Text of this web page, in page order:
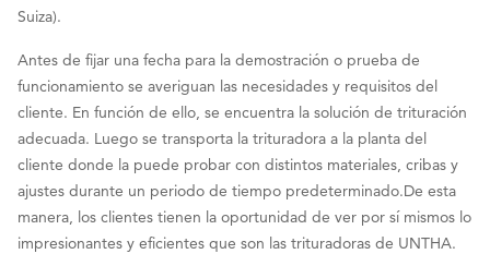
Suiza).
Antes de fijar una fecha para la demostración o prueba de
funcionamiento se averiguan las necesidades y requisitos del
cliente. En función de ello, se encuentra la solución de trituración
adecuada. Luego se transporta la trituradora a la planta del
cliente donde la puede probar con distintos materiales, cribas y
ajustes durante un periodo de tiempo predeterminado.De esta
manera, los clientes tienen la oportunidad de ver por sí mismos lo
impresionantes y eficientes que son las trituradoras de UNTHA.